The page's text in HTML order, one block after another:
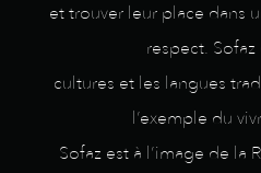
et trouver leur place dans
respect.
cultures et les langues
l’exemple du
Sofaz est à l’image de la